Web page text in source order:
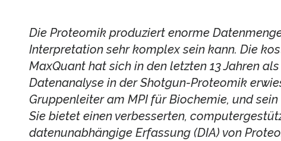
Die Proteomik produziert enorme
Interpretation sehr komplex sein kann. Die
MaxQuant hat sich in den letzten 13 Jahren
Datenanalyse in der Shotgun-Proteomik
Gruppenleiter am MPI für Biochemie, und sein
Sie bietet einen verbesserten,
datenunabhängige Erfassung (DIA) von